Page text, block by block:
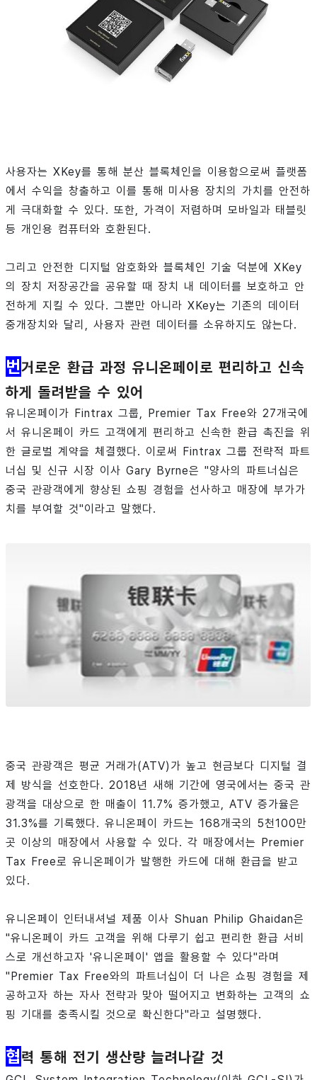
사용자는 XKey를 통해 분산 블록체인을 이용함으로써 플랫폼
에서 수익을 창출하고 이를 통해 미사용 장치의 가치를 안전하
게 극대화할 수 있다. 또한, 가격이 저렴하며 모바일과 태블릿
등 개인용 컴퓨터와 호환된다.
그리고 안전한 디지털 암호화와 블록체인 기술 덕분에 XKey
의 장치 저장공간을 공유할 때 장치 내 데이터를 보호하고 안
전하게 지킬 수 있다. 그뿐만 아니라 XKey는 기존의 데이터
중개장치와 달리, 사용자 관련 데이터를 소유하지도 않는다.
번거로운 환급 과정 유니온페이로 편리하고 신속
하게 돌려받을 수 있어
유니온페이가 Fintrax 그룹, Premier Tax Free와 27개국에
서 유니온페이 카드 고객에게 편리하고 신속한 환급 촉진을 위
한 글로벌 계약을 체결했다. 이로써 Fintrax 그룹 전략적 파트
너십 및 신규 시장 이사 Gary Byrne은 "양사의 파트너십은
중국 관광객에게 향상된 쇼핑 경험을 선사하고 매장에 부가가
치를 부여할 것"이라고 말했다.
중국 관광객은 평균 거래가(ATV)가 높고 현금보다 디지털 결
제 방식을 선호한다. 2018년 새해 기간에 영국에서는 중국 관
광객을 대상으로 한 매출이 11.7% 증가했고, ATV 증가율은
31.3%를 기록했다. 유니온페이 카드는 168개국의 5천100만
곳 이상의 매장에서 사용할 수 있다. 각 매장에서는 Premier
Tax Free로 유니온페이가 발행한 카드에 대해 환급을 받고
있다.
유니온페이 인터내셔널 제품 이사 Shuan Philip Ghaidan은
"유니온페이 카드 고객을 위해 다루기 쉽고 편리한 환급 서비
스로 개선하고자 '유니온페이' 앱을 활용할 수 있다"라며
"Premier Tax Free와의 파트너십이 더 나은 쇼핑 경험을 제
공하고자 하는 자사 전략과 맞아 떨어지고 변화하는 고객의 쇼
핑 기대를 충족시킬 것으로 확신한다"라고 설명했다.
협력 통해 전기 생산량 늘려나갈 것